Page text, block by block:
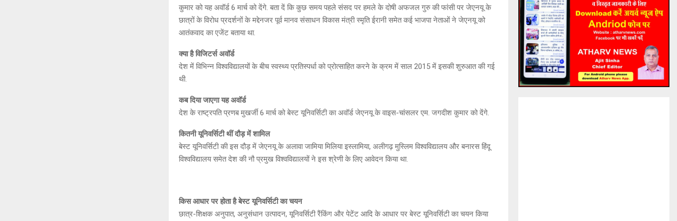
कुमार को यह अवॉर्ड 6 मार्च को देंगे. बता दें कि कुछ समय पहले संसद पर हमले के दोषी अफजल गुरु की फांसी पर जेएनयू के
छात्रों के विरोध प्रदर्शनों के मद्देनजर पूर्व मानव संसाधन विकास मंत्री स्मृति ईरानी समेत कई भाजपा नेताओं ने जेएनयू को
आतंकवाद का एजेंट बताया था.
क्या है विजिटर्स अवॉर्ड
देश में विभि‍न्न विश्वविद्यालयों के बीच स्वस्थ्य प्रतिस्पर्धा को प्रोत्साहित करने के क्रम में साल 2015 में इसकी शुरुआत की गई
थी.
कब दिया जाएगा यह अवॉर्ड
देश के राष्ट्रपति प्रणब मुखर्जी 6 मार्च को बेस्ट यूनिवर्सिटी का अवॉर्ड जेएनयू के वाइस-चांसलर एम. जगदीश कुमार को देंगे.
कितनी यूनिवर्सिटी थीं दौड़ में शामिल
बेस्ट यूनिवर्सिटी की इस दौड़ में जेएनयू के अलावा जामिया मिलिया इस्लामिया, अलीगढ़ मुस्ल‍िम विश्वविद्यालय और बनारस हिंदू
विश्वविद्यालय समेत देश की नौ प्रमुख विश्वविद्यालयों ने इस श्रेणी के लिए आवेदन किया था.
किस आधार पर होता है बेस्ट यूनिवर्सिटी का चयन
छात्र-शि‍क्षक अनुपात, अनुसंधान उत्पादन, यूनिवर्सिटी रैंकिंग और पेटेंट आदि के आधार पर बेस्ट यूनिवर्सिटी का चयन किया